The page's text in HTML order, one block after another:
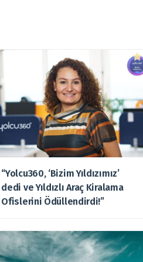
“Yolcu360, ‘Bizim Yıldızımız’
dedi ve Yıldızlı Araç Kiralama
Ofislerini Ödüllendirdi!”